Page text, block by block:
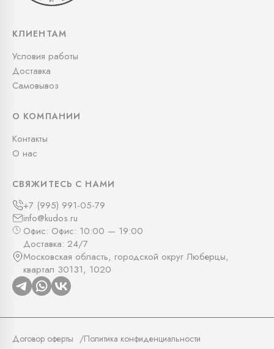
КЛИЕНТАМ
Условия работы
Доставка
Самовывоз
О КОМПАНИИ
Контакты
О нас
СВЯЖИТЕСЬ С НАМИ
+7 (995) 991-05-79
info@kudos.ru
Офис: Офис: 10:00 — 19:00
Доставка: 24/7
Московская область, городской округ Люберцы,
квартал 30131, 1020
Договор оферты Политика конфиденциальности